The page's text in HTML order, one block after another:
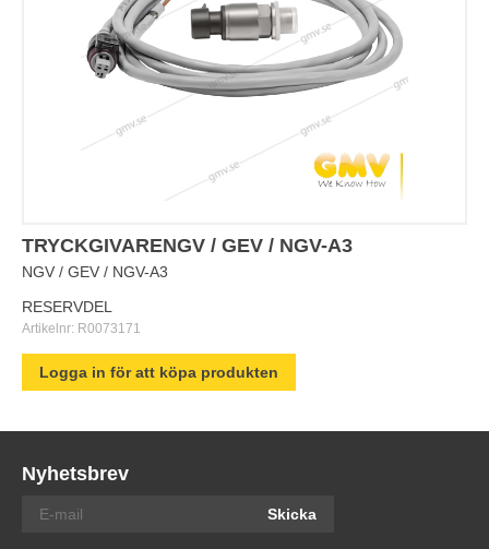
TRYCKGIVARENGV / GEV / NGV-A3
NGV / GEV / NGV-A3
RESERVDEL
Artikelnr: R0073171
Logga in för att köpa produkten
Nyhetsbrev
Skicka